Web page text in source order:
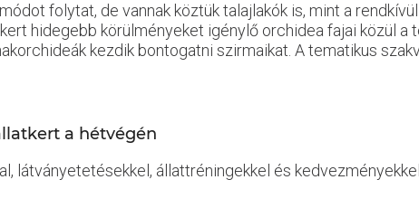
folytat, de vannak köztük talajlakók is, mint a
hidegebb körülményeket igénylő orchidea fajai közül a
kezdik bontogatni szirmaikat. A tematikus
a hétvégén
látványetetésekkel, állattréningekkel és